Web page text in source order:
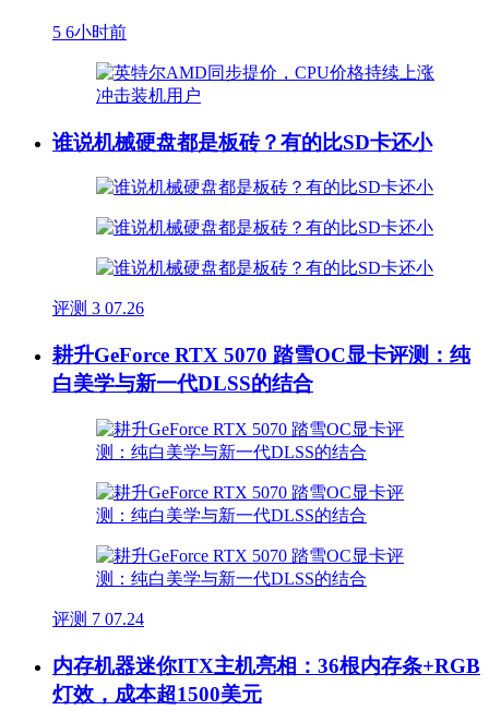
5 6小时前
谁说机械硬盘都是板砖？有的比SD卡还小
评测 3 07.26
耕升GeForce RTX 5070 踏雪OC显卡评测：纯
白美学与新一代DLSS的结合
评测 7 07.24
内存机器迷你ITX主机亮相：36根内存条+RGB
灯效，成本超1500美元